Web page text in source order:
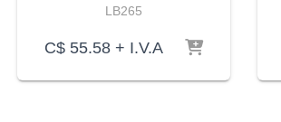
LB265
C$ 55.58 + I.V.A